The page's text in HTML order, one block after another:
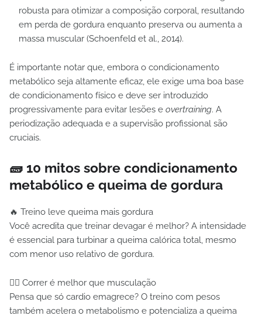
robusta para otimizar a composição corporal, resultando
em perda de gordura enquanto preserva ou aumenta a
massa muscular (Schoenfeld et al., 2014).
É importante notar que, embora o condicionamento
metabólico seja altamente eficaz, ele exige uma boa base
de condicionamento físico e deve ser introduzido
progressivamente para evitar lesões e overtraining. A
periodização adequada e a supervisão profissional são
cruciais.
🧱 10 mitos sobre condicionamento
metabólico e queima de gordura
🔥 Treino leve queima mais gordura
Você acredita que treinar devagar é melhor? A intensidade
é essencial para turbinar a queima calórica total, mesmo
com menor uso relativo de gordura.
🏃‍♂️ Correr é melhor que musculação
Pensa que só cardio emagrece? O treino com pesos
também acelera o metabolismo e potencializa a queima